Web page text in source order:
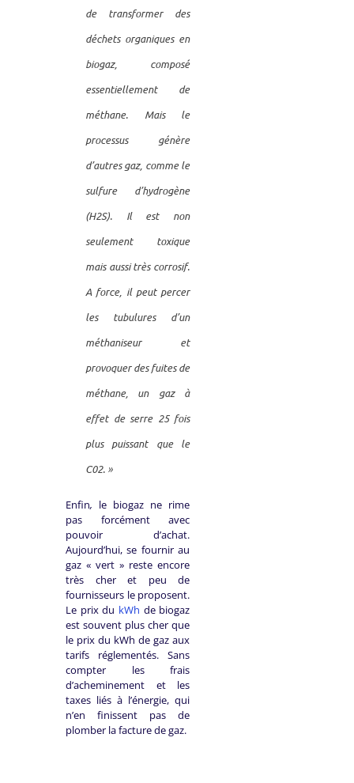
de transformer des
déchets organiques en
biogaz, composé
essentiellement de
méthane. Mais le
processus génère
d’autres gaz, comme le
sulfure d’hydrogène
(H2S). Il est non
seulement toxique
mais aussi très corrosif.
A force, il peut percer
les tubulures d’un
méthaniseur et
provoquer des fuites de
méthane, un gaz à
effet de serre 25 fois
plus puissant que le
C02. »
Enfin, le biogaz ne rime
pas forcément avec
pouvoir d’achat.
Aujourd’hui, se fournir au
gaz « vert » reste encore
très cher et peu de
fournisseurs le proposent.
Le prix du kWh de biogaz
est souvent plus cher que
le prix du kWh de gaz aux
tarifs réglementés. Sans
compter les frais
d’acheminement et les
taxes liés à l’énergie, qui
n’en finissent pas de
plomber la facture de gaz.